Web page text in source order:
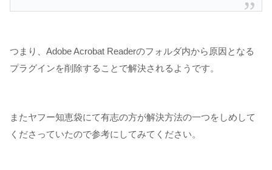
つまり、Adobe Acrobat Readerのフォルダ内から原因となる
プラグインを削除することで解決されるようです。
またヤフー知恵袋にて有志の方が解決方法の一つをしめして
くださっていたので参考にしてみてください。